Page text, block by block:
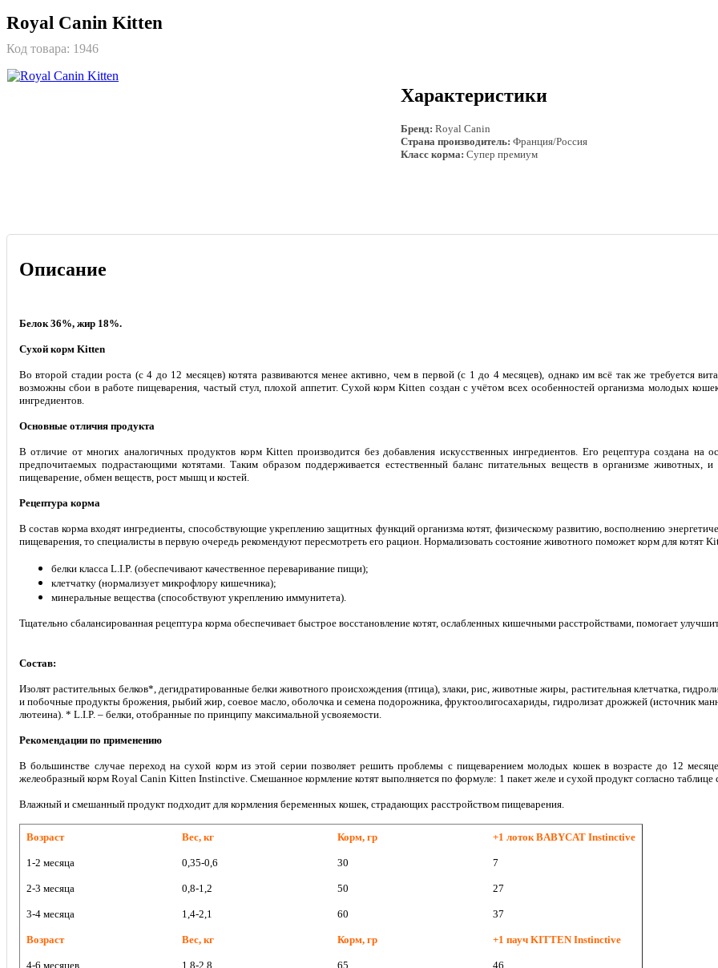
Royal Canin Kitten
Код товара: 1946
Характеристики
Бренд: Royal Canin
Страна производитель: Франция/Россия
Класс корма: Супер премиум
Описание
Белок 36%, жир 18%.
Сухой корм Kitten
Во второй стадии роста (с 4 до 12 месяцев) котята развиваются менее активно, чем в первой (с 1 до 4 месяцев), однако им всё так же требуется
возможны сбои в работе пищеварения, частый стул, плохой аппетит. Сухой корм Kitten создан с учётом всех особенностей организма молодых
ингредиентов.
Основные отличия продукта
В отличие от многих аналогичных продуктов корм Kitten производится без добавления искусственных ингредиентов. Его рецептура создана на
предпочитаемых подрастающими котятами. Таким образом поддерживается естественный баланс питательных веществ в организме животных,
пищеварение, обмен веществ, рост мышц и костей.
Рецептура корма
В состав корма входят ингредиенты, способствующие укреплению защитных функций организма котят, физическому развитию, восполнению
пищеварения, то специалисты в первую очередь рекомендуют пересмотреть его рацион. Нормализовать состояние животного поможет корм для котят
белки класса L.I.P. (обеспечивают качественное переваривание пищи);
клетчатку (нормализует микрофлору кишечника);
минеральные вещества (способствуют укреплению иммунитета).
Тщательно сбалансированная рецептура корма обеспечивает быстрое восстановление котят, ослабленных кишечными расстройствами, помогает
Состав:
Изолят растительных белков*, дегидратированные белки животного происхождения (птица), злаки, рис, животные жиры, растительная клетчатка,
и побочные продукты брожения, рыбий жир, соевое масло, оболочка и семена подорожника, фруктоолигосахариды, гидролизат дрожжей (источник
лютеина). * L.I.P. – белки, отобранные по принципу максимальной усвояемости.
Рекомендации по применению
В большинстве случае переход на сухой корм из этой серии позволяет решить проблемы с пищеварением молодых кошек в возрасте до 12
желеобразный корм Royal Canin Kitten Instinctive. Смешанное кормление котят выполняется по формуле: 1 пакет желе и сухой продукт согласно
Влажный и смешанный продукт подходит для кормления беременных кошек, страдающих расстройством пищеварения.
Возраст Вес, кг Корм, гр +1 лоток BABYCAT Instinctive
1-2 месяца 0,35-0,6 30 7
2-3 месяца 0,8-1,2 50 27
3-4 месяца 1,4-2,1 60 37
Возраст Вес, кг Корм, гр +1 пауч KITTEN Instinctive
4-6 месяцев 1,8-2,8 65 46